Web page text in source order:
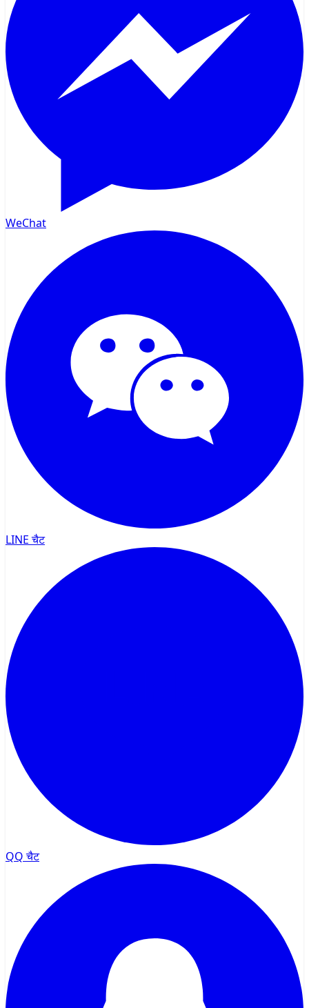
WeChat
LINE चैट
QQ चैट